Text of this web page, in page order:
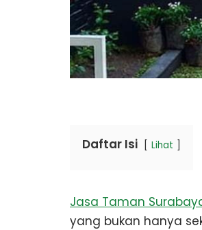
Daftar Isi Lihat
Jasa Taman
yang bukan hanya